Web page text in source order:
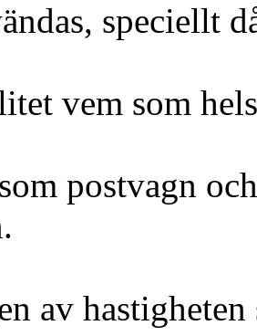
speciellt
vem som
postvagn
av